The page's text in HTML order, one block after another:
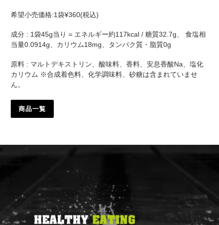
希望小売価格:1袋¥360(税込)
成分 : 1袋45g当り = エネルギー約117kcal / 糖質32.7g、 食塩相
当量0.0914g、カリウム18mg、タンパク質・脂質0g
原料 : マルトデキストリン、酸味料、香料、安息香酸Na、塩化
カリウム ※合成着色料、化学調味料、砂糖は含まれていませ
ん。
商品一覧